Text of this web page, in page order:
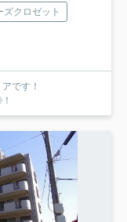
ズクロゼット
です！